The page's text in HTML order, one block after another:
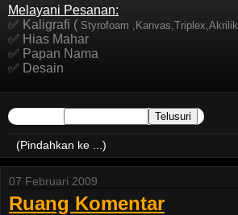
Melayani Pesanan:
✅ Kaligrafi ( Styrofoam ,Kanvas,Triplex,Akrilik
✅ Hias Mahar
✅ Papan Nama
✅ Desain
07 Februari 2009
Ruang Komentar